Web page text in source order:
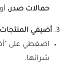
حمالات صدر، أو
أضيفي
اضغطي على
شرائها.